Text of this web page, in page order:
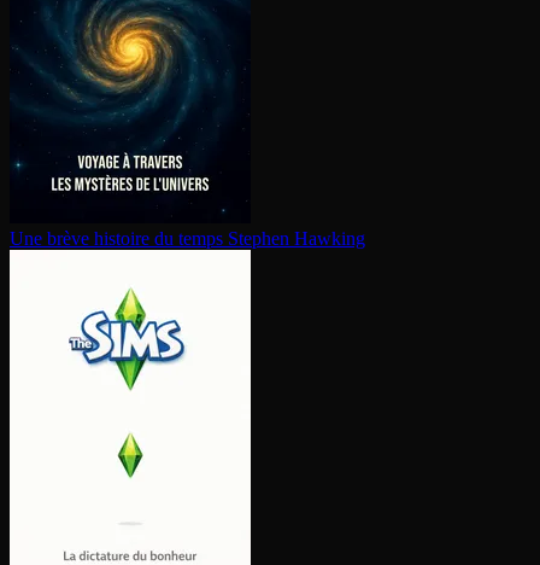
Une brève histoire du temps Stephen Hawking